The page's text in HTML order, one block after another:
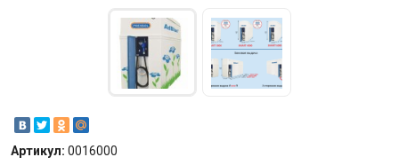
Артикул: 0016000